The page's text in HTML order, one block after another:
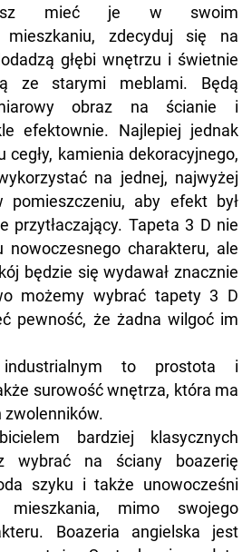
mieć je w swoim
mieszkaniu, zdecyduj się na
głębi wnętrzu i świetnie
ze starymi meblami. Będą
obraz na ścianie i
efektownie. Najlepiej jednak
kamienia dekoracyjnego,
na jednej, najwyżej
pomieszczeniu, aby efekt był
przytłaczający. Tapeta 3 D nie
charakteru, ale
będzie się wydawał znacznie
możemy wybrać tapety 3 D
pewność, że żadna wilgoć im
to prostota i
surowość wnętrza, która ma
zwolenników.
bardziej klasycznych
wybrać na ściany boazerię
szyku i także unowocześni
mimo swojego
Boazeria angielska jest